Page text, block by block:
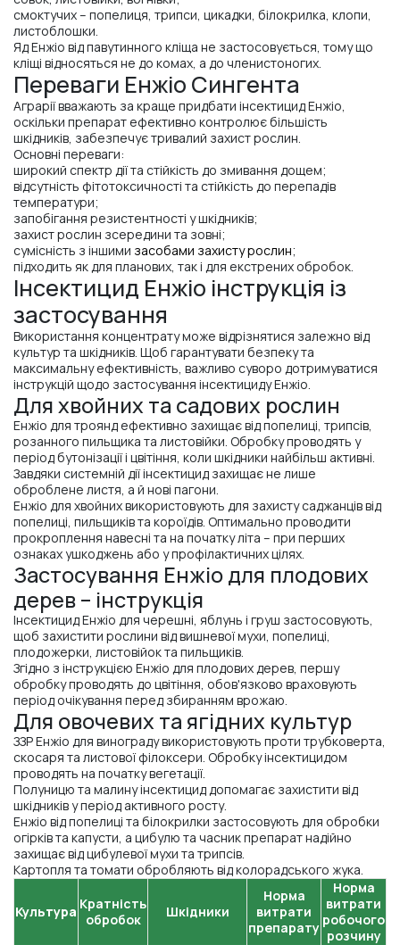
смоктучих – попелиця, трипси, цикадки, білокрилка, клопи,
листоблошки.
Яд Енжіо від павутинного кліща не застосовується, тому що
кліщі відносяться не до комах, а до членистоногих.
Переваги Енжіо Сингента
Аграрії вважають за краще придбати інсектицид Енжіо,
оскільки препарат ефективно контролює більшість
шкідників, забезпечує тривалий захист рослин.
Основні переваги:
широкий спектр дії та стійкість до змивання дощем;
відсутність фітотоксичності та стійкість до перепадів
температури;
запобігання резистентності у шкідників;
захист рослин зсередини та зовні;
сумісність з іншими засобами захисту рослин;
підходить як для планових, так і для екстрених обробок.
Інсектицид Енжіо інструкція із
застосування
Використання концентрату може відрізнятися залежно від
культур та шкідників. Щоб гарантувати безпеку та
максимальну ефективність, важливо суворо дотримуватися
інструкцій щодо застосування інсектициду Енжіо.
Для хвойних та садових рослин
Енжіо для троянд ефективно захищає від попелиці, трипсів,
розанного пильщика та листовійки. Обробку проводять у
період бутонізації і цвітіння, коли шкідники найбільш активні.
Завдяки системній дії інсектицид захищає не лише
оброблене листя, а й нові пагони.
Енжіо для хвойних використовують для захисту саджанців від
попелиці, пильщиків та короїдів. Оптимально проводити
прокроплення навесні та на початку літа – при перших
ознаках ушкоджень або у профілактичних цілях.
Застосування Енжіо для плодових
дерев – інструкція
Інсектицид Енжіо для черешні, яблунь і груш застосовують,
щоб захистити рослини від вишневої мухи, попелиці,
плодожерки, листовійок та пильщиків.
Згідно з інструкцією Енжіо для плодових дерев, першу
обробку проводять до цвітіння, обов'язково враховують
період очікування перед збиранням врожаю.
Для овочевих та ягідних культур
ЗЗР Енжіо для винограду використовують проти трубковерта,
скосаря та листової філоксери. Обробку інсектицидом
проводять на початку вегетації.
Полуницю та малину інсектицид допомагає захистити від
шкідників у період активного росту.
Енжіо від попелиці та білокрилки застосовують для обробки
огірків та капусти, а цибулю та часник препарат надійно
захищає від цибулевої мухи та трипсів.
Картопля та томати обробляють від колорадського жука.
Культура Кратність
обробок
Шкідники
Норма
витрати
препарату
Норма
витрати
робочого
розчину